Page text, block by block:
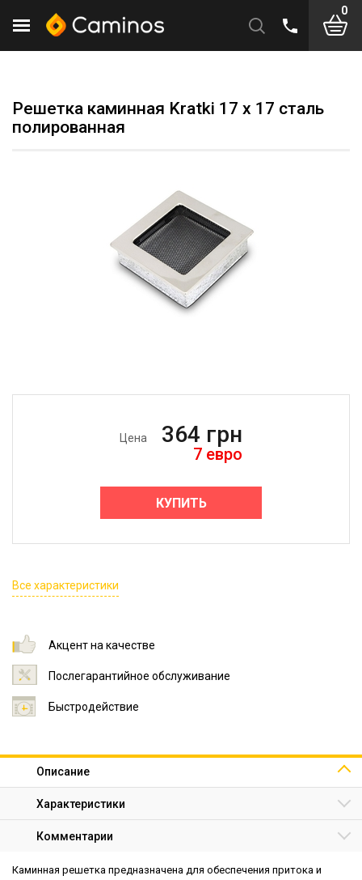
0
Решетка каминная Kratki 17 х 17 сталь
полированная
Цена 364 грн
7 евро
КУПИТЬ
Все характеристики
Акцент на качестве
Послегарантийное обслуживание
Быстродействие
Описание
Характеристики
Комментарии
Каминная решетка предназначена для обеспечения притока и